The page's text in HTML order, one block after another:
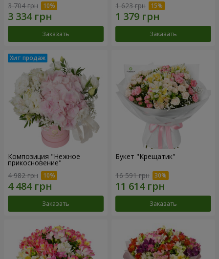
3 704 грн
Заказать
1 623 грн
Заказать
Композиция "Нежное
прикосновение"
4 982 грн
Заказать
Букет "Крещатик"
16 591 грн
Заказать